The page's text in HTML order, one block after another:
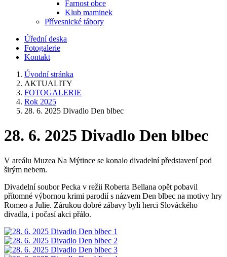
Farnost obce
Klub maminek
Přívesnické tábory
Úřední deska
Fotogalerie
Kontakt
Úvodní stránka
AKTUALITY
FOTOGALERIE
Rok 2025
28. 6. 2025 Divadlo Den blbec
28. 6. 2025 Divadlo Den blbec
V areálu Muzea Na Mýtince se konalo divadelní představení pod
širým nebem.
Divadelní soubor Pecka v režii Roberta Bellana opět pobavil
přítomné výbornou krimi parodií s názvem Den blbec na motivy hry
Romeo a Julie. Zárukou dobré zábavy byli herci Slováckého
divadla, i počasí akci přálo.